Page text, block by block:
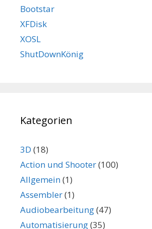
Bootstar
XFDisk
XOSL
ShutDownKönig
Kategorien
3D (18)
Action und Shooter(100)
Allgemein(1)
Assembler(1)
Audiobearbeitung(47)
Automatisierung(35)